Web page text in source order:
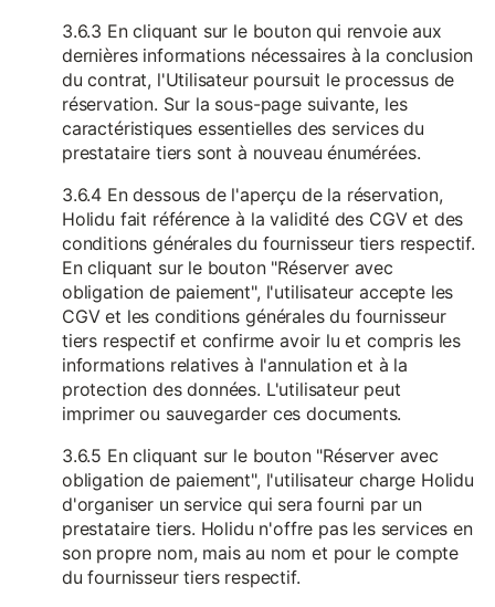
3.6.3 En cliquant sur le bouton qui renvoie aux
dernières informations nécessaires à la conclusion
du contrat, l'Utilisateur poursuit le processus de
réservation. Sur la sous-page suivante, les
caractéristiques essentielles des services du
prestataire tiers sont à nouveau énumérées.
3.6.4 En dessous de l'aperçu de la réservation,
Holidu fait référence à la validité des CGV et des
conditions générales du fournisseur tiers respectif.
En cliquant sur le bouton "Réserver avec
obligation de paiement", l'utilisateur accepte les
CGV et les conditions générales du fournisseur
tiers respectif et confirme avoir lu et compris les
informations relatives à l'annulation et à la
protection des données. L'utilisateur peut
imprimer ou sauvegarder ces documents.
3.6.5 En cliquant sur le bouton "Réserver avec
obligation de paiement", l'utilisateur charge Holidu
d'organiser un service qui sera fourni par un
prestataire tiers. Holidu n'offre pas les services en
son propre nom, mais au nom et pour le compte
du fournisseur tiers respectif.